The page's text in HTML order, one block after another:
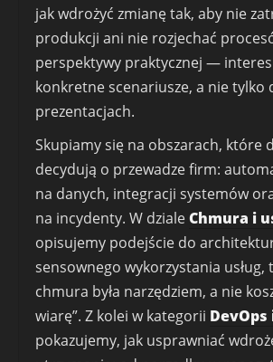
jak wdrożyć zmianę tak, aby nie
produkcji ani nie rozjechać
perspektywy praktycznej —
konkretne scenariusze, a nie tylko
prezentacjach.
Skupiamy się na obszarach, które
decydują o przewadze firm:
na danych, integracji systemów
na incydenty. W dzialeChmura i
opisujemy podejście do
sensownego wykorzystania usług,
chmura była narzędziem, a nie
wiarę”. Z kolei w kategorii DevOps
pokazujemy, jak usprawniać